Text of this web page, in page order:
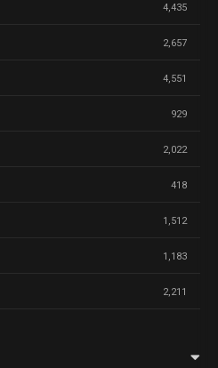
4,435
2,657
4,551
929
2,022
418
1,512
1,183
2,211